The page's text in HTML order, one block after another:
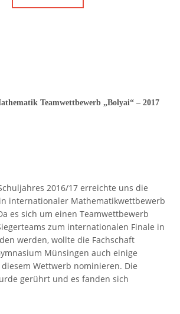
Teamwettbewerb „Bolyai“ – 2017
2016/17 erreichte uns die
internationaler Mathematikwettbewerb
es sich um einen Teamwettbewerb
zum internationalen Finale in
werden, wollte die Fachschaft
Münsingen auch einige
Wettwerb nominieren. Die
gerührt und es fanden sich